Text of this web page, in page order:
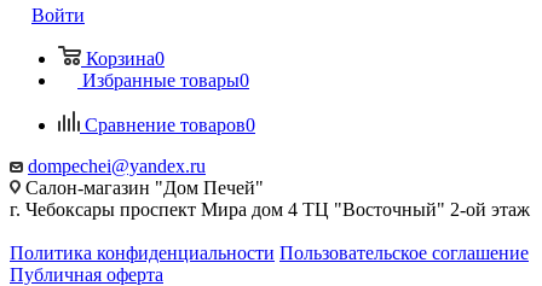
Войти
Корзина0
Избранные товары0
Сравнение товаров0
dompechei@yandex.ru
Салон-магазин "Дом Печей"
г. Чебоксары проспект Мира дом 4 ТЦ "Восточный" 2-ой этаж
Политика конфиденциальности Пользовательское соглашение
Публичная оферта